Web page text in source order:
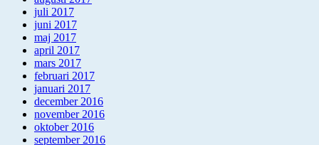
juli 2017
juni 2017
maj 2017
april 2017
mars 2017
februari 2017
januari 2017
december 2016
november 2016
oktober 2016
september 2016